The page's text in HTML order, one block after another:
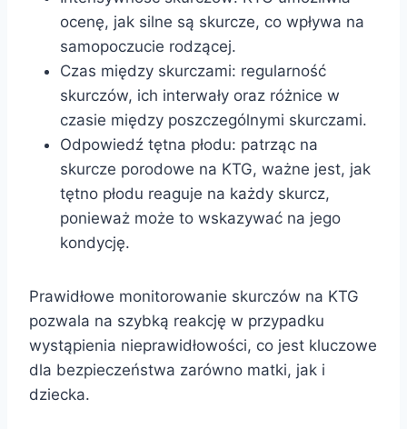
ocenę, jak silne są skurcze, co wpływa na
samopoczucie rodzącej.
Czas między skurczami: regularność
skurczów, ich interwały oraz różnice w
czasie między poszczególnymi skurczami.
Odpowiedź tętna płodu: patrząc na
skurcze porodowe na KTG, ważne jest, jak
tętno płodu reaguje na każdy skurcz,
ponieważ może to wskazywać na jego
kondycję.
Prawidłowe monitorowanie skurczów na KTG
pozwala na szybką reakcję w przypadku
wystąpienia nieprawidłowości, co jest kluczowe
dla bezpieczeństwa zarówno matki, jak i
dziecka.